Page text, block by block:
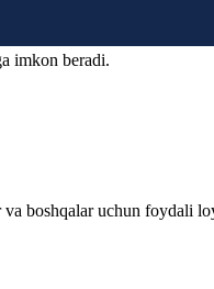
imkon beradi.
boshqalar uchun foydali